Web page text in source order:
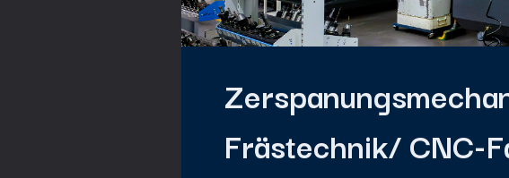
Frästechnik/ CNC-